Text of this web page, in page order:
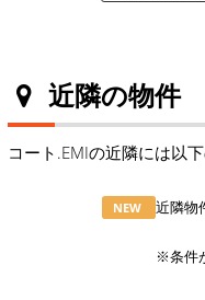
近隣の物件
コート.EMIの近隣には以
NEW
近隣物
※条件